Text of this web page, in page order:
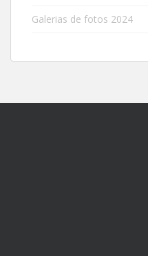
Galerias de fotos 2024